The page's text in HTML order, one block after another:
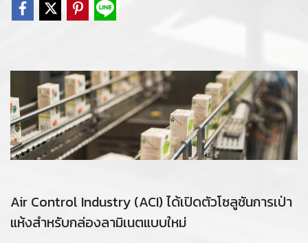
Air Control Industry (ACI) ได้เปิดตัวโซลูชันการเป่า
แห้งสำหรับกล่องลามิเนตแบบใหม่